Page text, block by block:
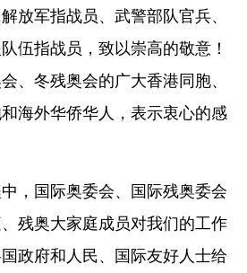
放军指战员、武警部队官兵、
伍指战员，致以崇高的敬意！
、冬残奥会的广大香港同胞、
海外华侨华人，表示衷心的感
国际奥委会、国际残奥委会
残奥大家庭成员对我们的工作
政府和人民、国际友好人士给